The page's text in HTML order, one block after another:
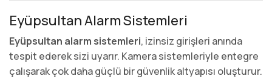
Eyüpsultan Alarm Sistemleri
Eyüpsultan alarm sistemleri, izinsiz girişleri anında
tespit ederek sizi uyarır. Kamera sistemleriyle entegre
çalışarak çok daha güçlü bir güvenlik altyapısı oluşturur.